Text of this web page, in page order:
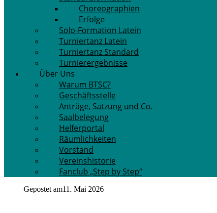
Choreographien
Erfolge
Solo-Formation Latein
Turniertanz Latein
Turniertanz Standard
Turnierergebnisse
Über Uns
Warum BTSC?
Geschäftsstelle
Anträge, Satzung und Co.
Saalbelegung
Helferportal
Räumlichkeiten
Vorstand
Vereinshistorie
Fanclub „Step by Step“
Gepostet am11. Mai 2026